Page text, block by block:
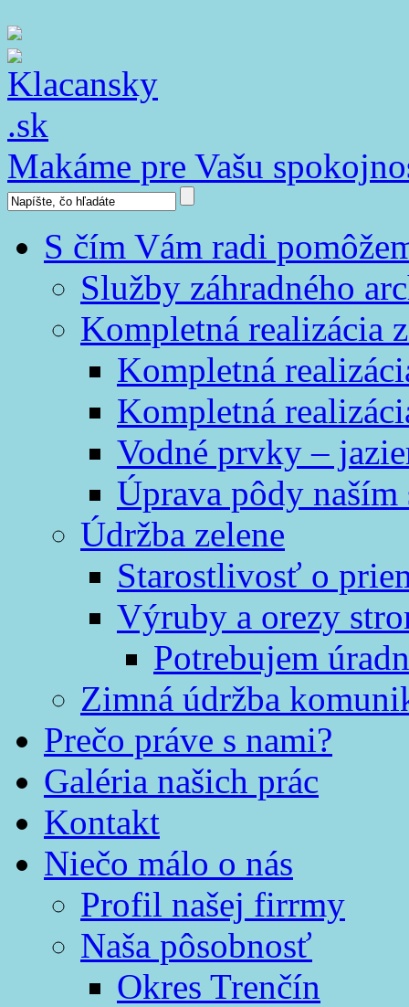
Makáme pre Vašu
S čím Vám radi
Služby záhradného
Kompletná realizácia
Kompletná
Kompletná
Vodné prvky –
Úprava pôdy
Údržba zelene
Starostlivosť o
Výruby a orezy
Potrebujem
Zimná údržba
Prečo práve s nami?
Galéria našich prác
Kontakt
Niečo málo o nás
Profil našej firrmy
Naša pôsobnosť
Okres Trenčín